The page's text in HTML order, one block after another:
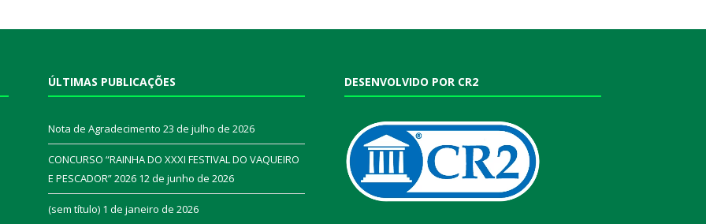
ÚLTIMAS PUBLICAÇÕES
Nota de Agradecimento 23 de julho de 2026
CONCURSO “RAINHA DO XXXI FESTIVAL DO VAQUEIRO
E PESCADOR” 2026 12 de junho de 2026
(sem título) 1 de janeiro de 2026
DESENVOLVIDO POR CR2